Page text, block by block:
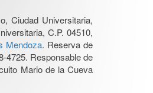
Ciudad Universitaria,
C.P. 04510,
Mendoza. Reserva de
4725. Responsable de
Mario de la Cueva